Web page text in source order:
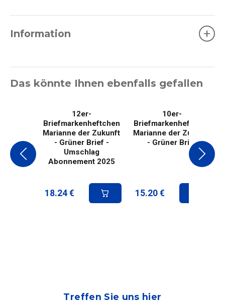
Information +
Das könnte Ihnen ebenfalls gefallen
12er-
Briefmarkenheftchen
Marianne der Zukunft
- Grüner Brief -
Umschlag
Abonnement 2025
18.24 €
10er-
Briefmarkenheftchen
Marianne der Zukunft
- Grüner Brief
15.20 €
Treffen Sie uns hier